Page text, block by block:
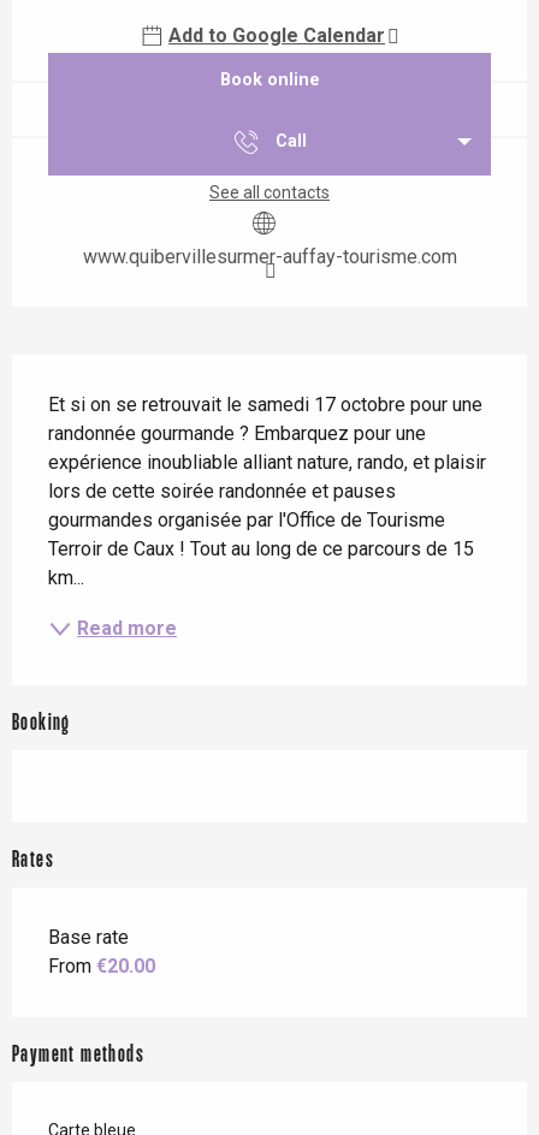
Add to Google Calendar
Book online
Call
See all contacts
www.quibervillesurmer-auffay-tourisme.com
Et si on se retrouvait le samedi 17 octobre pour une
randonnée gourmande ? Embarquez pour une
expérience inoubliable alliant nature, rando, et plaisir
lors de cette soirée randonnée et pauses
gourmandes organisée par l'Office de Tourisme
Terroir de Caux ! Tout au long de ce parcours de 15
km...
Read more
Booking
Rates
Base rate
From €20.00
Payment methods
Carte bleue